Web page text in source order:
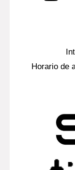
Horario de